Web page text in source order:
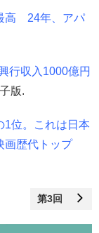
高 24年、アパ
行収入1000億円
版.
1位。これは日本
画歴代トップ
第3回